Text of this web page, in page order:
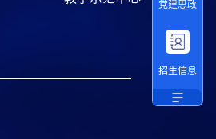
党建思政
招生信息